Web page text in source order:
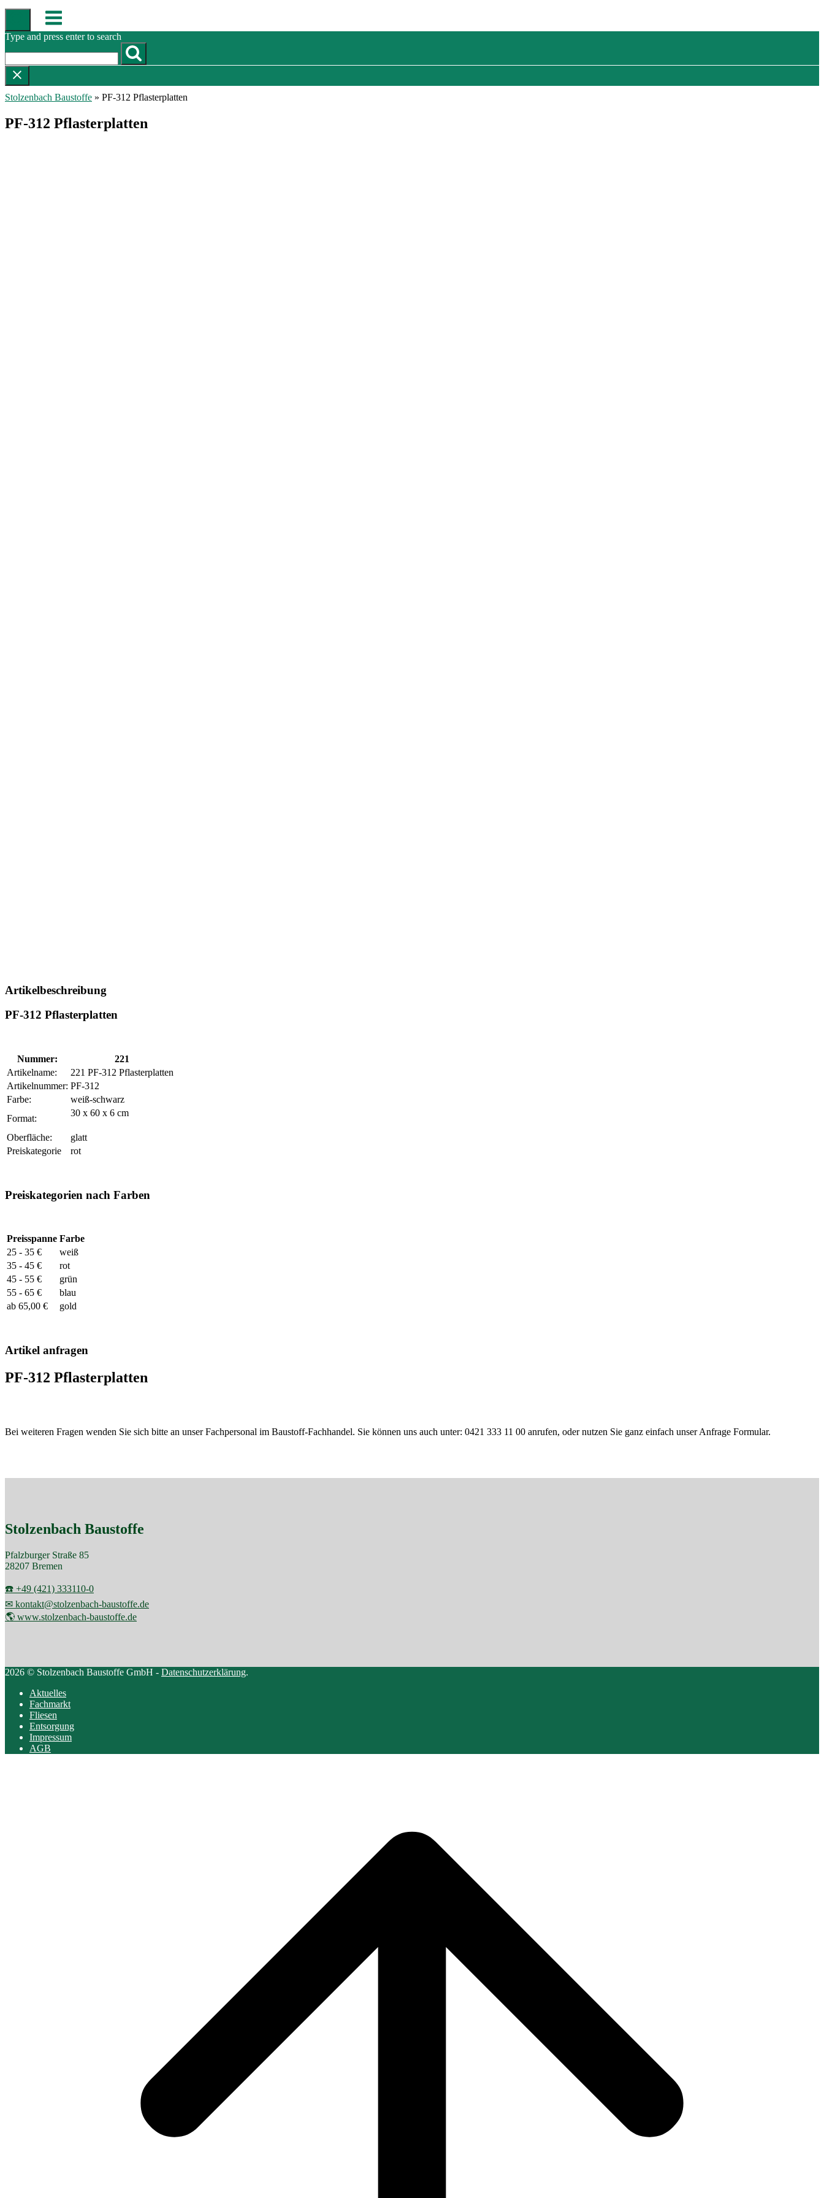
Skip
content
Menu
Type and press enter to search
Stolzenbach Baustoffe » PF-312 Pflasterplatten
PF-312 Pflasterplatten
Artikelbeschreibung
PF-312 Pflasterplatten
Nummer:
221
Artikelname:
221 PF-312 Pflasterplatten
Artikelnummer: PF-312
Farbe:
weiß-schwarz
Format:
30 x 60 x 6 cm
Oberfläche:
glatt
Preiskategorie
rot
Preiskategorien nach Farben
Preisspanne Farbe
25 - 35 €
weiß
35 - 45 €
rot
45 - 55 €
grün
55 - 65 €
blau
ab 65,00 €
gold
Artikel anfragen
PF-312 Pflasterplatten
Bei weiteren Fragen wenden Sie sich bitte an unser Fachpersonal im Baustoff-Fachhandel. Sie können uns auch unter: 0421 333 11 00 anrufen, oder nutzen Sie ganz einfach unser Anfrage Formular.
Stolzenbach Baustoffe
Pfalzburger Straße 85
28207 Bremen
☎️ +49 (421) 333110-0
✉ kontakt@stolzenbach-baustoffe.de
🌎 www.stolzenbach-baustoffe.de
2026 © Stolzenbach Baustoffe GmbH - Datenschutzerklärung.
Aktuelles
Fachmarkt
Fliesen
Entsorgung
Impressum
AGB